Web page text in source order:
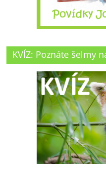
KVÍZ: Poznáte šelmy